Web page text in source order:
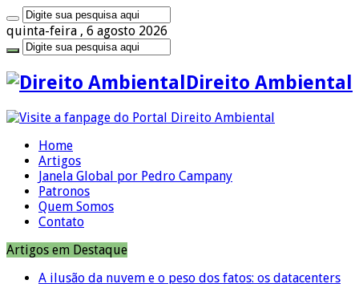
quinta-feira , 6 agosto 2026
Direito Ambiental
Home
Artigos
Janela Global por Pedro Campany
Patronos
Quem Somos
Contato
Artigos em Destaque
A ilusão da nuvem e o peso dos fatos: os datacenters